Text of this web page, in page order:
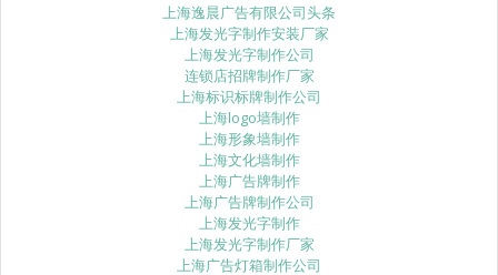
上海逸晨广告有限公司头条
上海发光字制作安装厂家
上海发光字制作公司
连锁店招牌制作厂家
上海标识标牌制作公司
上海logo墙制作
上海形象墙制作
上海文化墙制作
上海广告牌制作
上海广告牌制作公司
上海发光字制作
上海发光字制作厂家
上海广告灯箱制作公司